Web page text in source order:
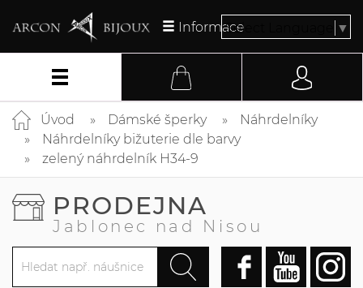
InformaceSelect Language ▼
Úvod Dámské šperky
Náhrdelníky
Náhrdelníky bižuterie dle barvy
zelený náhrdelník H34-9
PRODEJNA
Jablonec nad Nisou